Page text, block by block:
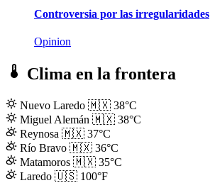
Controversia por las irregularidades
Opinion
Clima en la frontera
Nuevo Laredo 🇲🇽 38°C
Miguel Alemán 🇲🇽 38°C
Reynosa 🇲🇽 37°C
Río Bravo 🇲🇽 36°C
Matamoros 🇲🇽 35°C
Laredo 🇺🇸 100°F